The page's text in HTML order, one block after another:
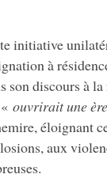
initiative
à
discours à
ouvrirait une
éloignant
aux